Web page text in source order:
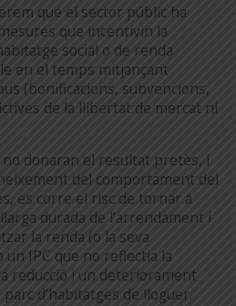
que el sector públic ha
que incentivin la
social o de renda
en el temps mitjançant
(bonificacions, subvencions,
de la llibertat de mercat ni
donaran el resultat pretès, i
del comportament del
es corre el risc de tornar a
durada de l’arrendament i
la renda (o la seva
un IPC que no reflectia la
reducció i un deteriorament
d’habitatges de lloguer.